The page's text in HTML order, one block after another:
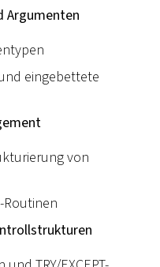
Argumenten
eingebettete
von